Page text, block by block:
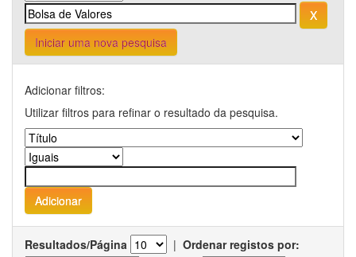
Iniciar uma nova pesquisa
Adicionar filtros:
Utilizar filtros para refinar o resultado da pesquisa.
Resultados/Página | Ordenar registos por: